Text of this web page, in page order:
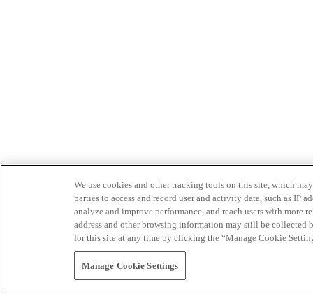
We use cookies and other tracking tools on this site, which
parties to access and record user and activity data, such as IP
analyze and improve performance, and reach users with
address and other browsing information may still be collected
for this site at any time by clicking the “Manage Cookie
Manage Cookie Settings